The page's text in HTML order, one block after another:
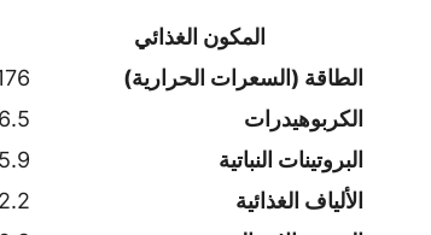
المكون الغذائي
الطاقة (السعرات الحرارية)
176 سعرة
الكربوهيدرات
36.5
البروتينات النباتية
5.9 غرام
الألياف الغذائية
2.2 غرام (ترتفع إلى ~5 غرام في الكسكس الكامل)